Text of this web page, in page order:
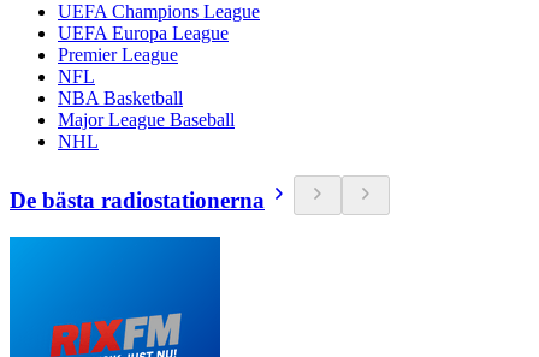
UEFA Champions League
UEFA Europa League
Premier League
NFL
NBA Basketball
Major League Baseball
NHL
De bästa radiostationerna